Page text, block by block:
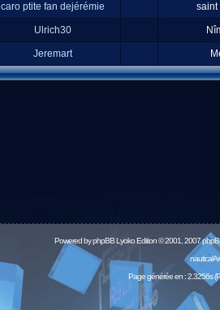
caro ptite fan dejérémie saint
Ulrich30
Jeremart
Powered byphpBBLyoko Edition © 2001, 2007
Page générée en : 2.3256s